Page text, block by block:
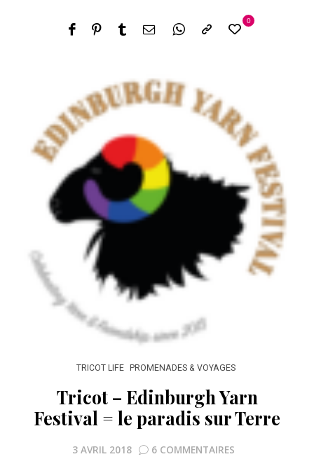
0
TRICOT LIFE PROMENADES & VOYAGES
Tricot – Edinburgh Yarn
Festival = le paradis sur Terre
3 AVRIL 2018 6 COMMENTAIRES